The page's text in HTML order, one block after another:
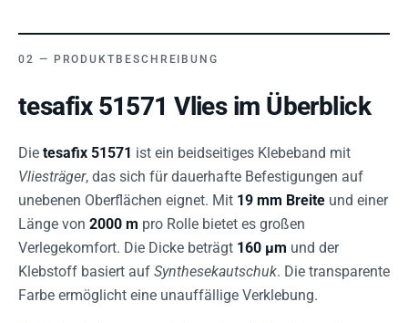
PRODUKTBESCHREIBUNG
tesafix 51571 Vlies im Überblick
Die tesafix 51571 ist ein beidseitiges Klebeband mit
Vliesträger, das sich für dauerhafte Befestigungen auf
unebenen Oberflächen eignet. Mit 19 mm Breite und einer
Länge von 2000 m pro Rolle bietet es großen
Verlegekomfort. Die Dicke beträgt 160 µm und der
Klebstoff basiert auf Synthesekautschuk. Die transparente
Farbe ermöglicht eine unauffällige Verklebung.